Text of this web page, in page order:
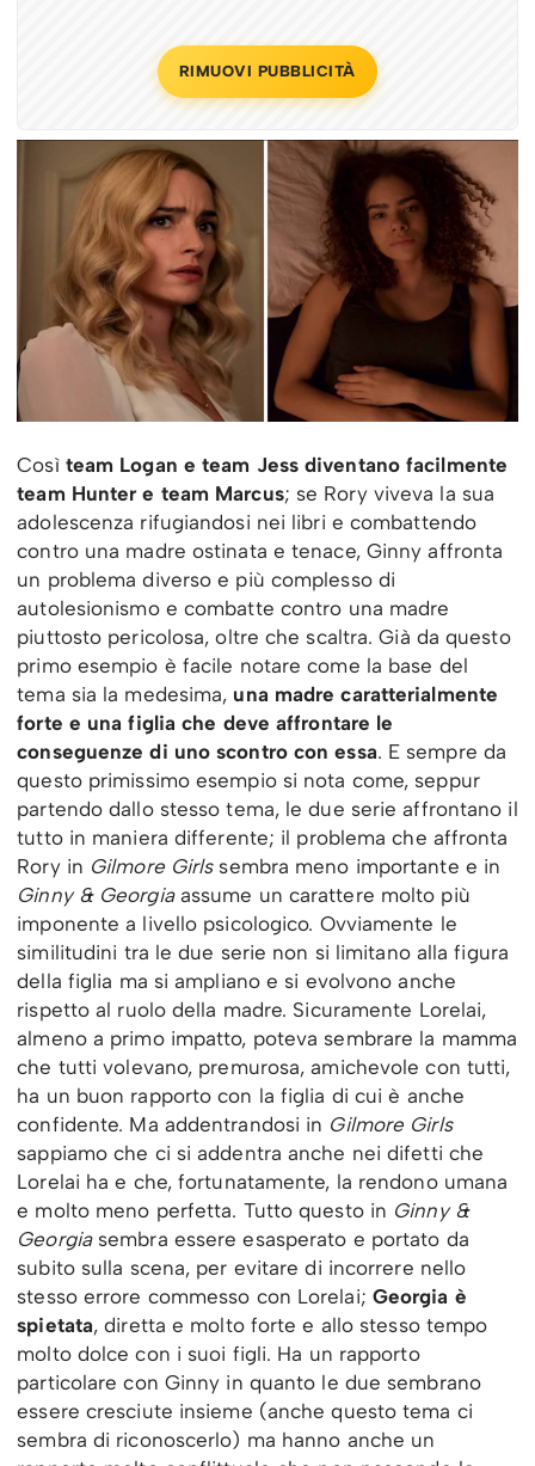
RIMUOVI PUBBLICITÀ
Così team Logan e team Jess diventano facilmente
team Hunter e team Marcus; se Rory viveva la sua
adolescenza rifugiandosi nei libri e combattendo
contro una madre ostinata e tenace, Ginny affronta
un problema diverso e più complesso di
autolesionismo e combatte contro una madre
piuttosto pericolosa, oltre che scaltra. Già da questo
primo esempio è facile notare come la base del
tema sia la medesima, una madre caratterialmente
forte e una figlia che deve affrontare le
conseguenze di uno scontro con essa. E sempre da
questo primissimo esempio si nota come, seppur
partendo dallo stesso tema, le due serie affrontano il
tutto in maniera differente; il problema che affronta
Rory in Gilmore Girlssembra meno importante e in
Ginny & Georgiaassume un carattere molto più
imponente a livello psicologico. Ovviamente le
similitudini tra le due serie non si limitano alla figura
della figlia ma si ampliano e si evolvono anche
rispetto al ruolo della madre. Sicuramente Lorelai,
almeno a primo impatto, poteva sembrare la mamma
che tutti volevano, premurosa, amichevole con tutti,
ha un buon rapporto con la figlia di cui è anche
confidente. Ma addentrandosi in Gilmore Girls
sappiamo che ci si addentra anche nei difetti che
Lorelai ha e che, fortunatamente, la rendono umana
e molto meno perfetta. Tutto questo in Ginny &
Georgiasembra essere esasperato e portato da
subito sulla scena, per evitare di incorrere nello
stesso errore commesso con Lorelai; Georgia è
spietata, diretta e molto forte e allo stesso tempo
molto dolce con i suoi figli. Ha un rapporto
particolare con Ginny in quanto le due sembrano
essere cresciute insieme (anche questo tema ci
sembra di riconoscerlo) ma hanno anche un